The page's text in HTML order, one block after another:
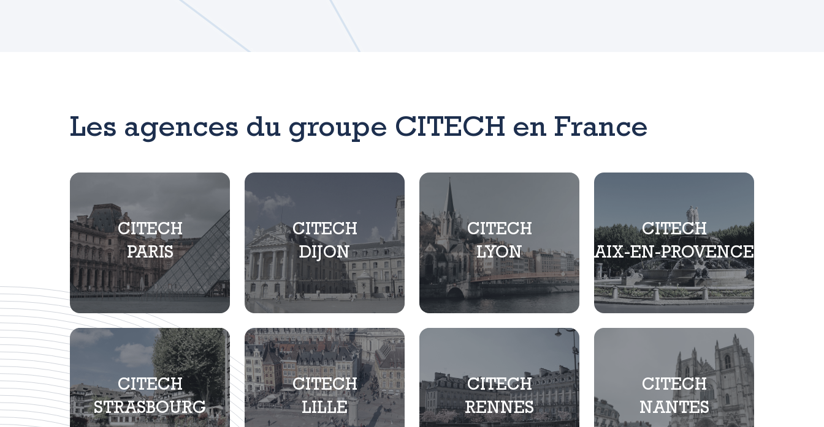
Les agences du groupe CITECH en France
CITECH
PARIS
CITECH
DIJON
CITECH
LYON
CITECH
AIX-EN-PROVENCE
CITECH
STRASBOURG
CITECH
LILLE
CITECH
RENNES
CITECH
NANTES